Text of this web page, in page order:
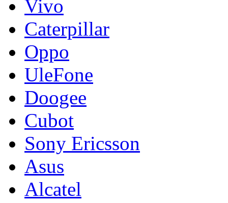
Vivo
Caterpillar
Oppo
UleFone
Doogee
Cubot
Sony Ericsson
Asus
Alcatel